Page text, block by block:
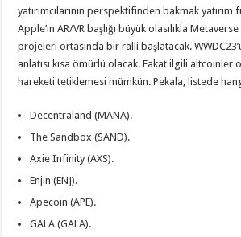
yatırımcılarının perspektifinden bakmak yatırım
Apple’ın AR/VR başlığı büyük olasılıkla
projeleri ortasında bir ralli başlatacak.
anlatısı kısa ömürlü olacak. Fakat ilgili altcoinler
hareketi tetiklemesi mümkün. Pekala, listede
Decentraland (MANA).
The Sandbox (SAND).
Axie Infinity (AXS).
Enjin (ENJ).
Apecoin (APE).
GALA (GALA).